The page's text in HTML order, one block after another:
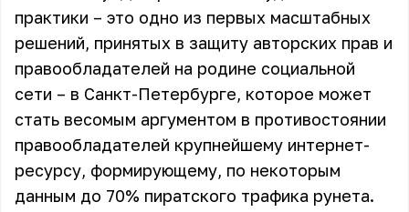
практики – это одно из первых масштабных
решений, принятых в защиту авторских прав и
правообладателей на родине социальной
сети – в Санкт-Петербурге, которое может
стать весомым аргументом в противостоянии
правообладателей крупнейшему интернет-
ресурсу, формирующему, по некоторым
данным до 70% пиратского трафика рунета.